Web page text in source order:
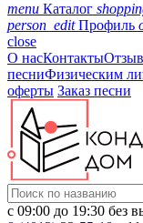
menu Каталог
person_edit Профиль
close
О насКонтакты
песниФизическим
оферты Заказ песни
с 09:00 до 19:30 без